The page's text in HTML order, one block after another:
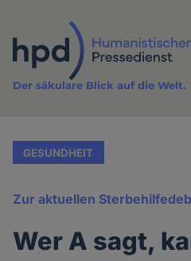
Inhalt
Der säkulare Blick auf die Welt.
GESUNDHEIT
Zur aktuellen
Wer A sagt,